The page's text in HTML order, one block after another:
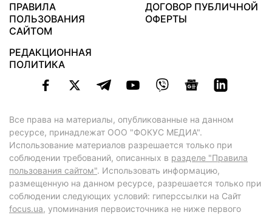
ПРАВИЛА
ПОЛЬЗОВАНИЯ
САЙТОМ
ДОГОВОР ПУБЛИЧНОЙ
ОФЕРТЫ
РЕДАКЦИОННАЯ
ПОЛИТИКА
Все права на материалы, опубликованные на данном
ресурсе, принадлежат ООО "ФОКУС МЕДИА".
Использование материалов разрешается только при
соблюдении требований, описанных в разделе "Правила
пользования сайтом". Использовать информацию,
размещенную на данном ресурсе, разрешается только при
соблюдении следующих условий: гиперссылки на Сайт
focus.ua, упоминания первоисточника не ниже первого